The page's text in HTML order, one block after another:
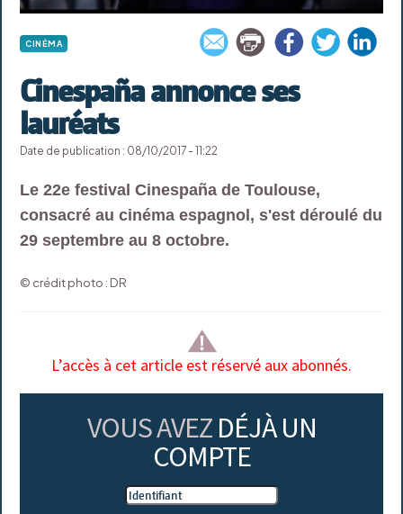
CINÉMA
Cinespaña annonce ses
lauréats
Date de publication : 08/10/2017 - 11:22
Le 22e festival Cinespaña de Toulouse,
consacré au cinéma espagnol, s'est déroulé du
29 septembre au 8 octobre.
© crédit photo : DR
L’accès à cet article est réservé aux abonnés.
VOUS AVEZ DÉJÀ UN
COMPTE